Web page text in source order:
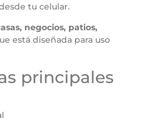
tu celular.
negocios, patios,
está diseñada para uso
principales